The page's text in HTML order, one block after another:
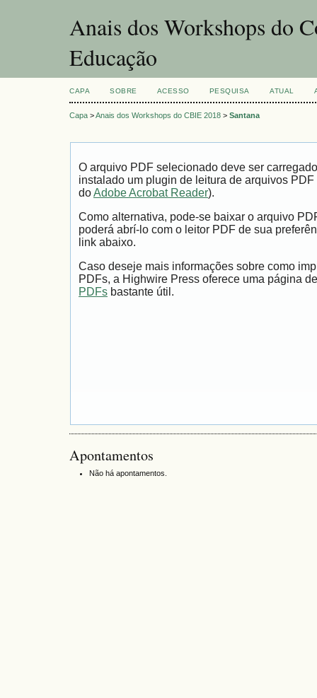
Anais dos Workshops do
Educação
CAPA SOBRE ACESSO PESQUISA ATUAL
Capa >Anais dos Workshops do CBIE 2018 > Santana
O arquivo PDF selecionado deve ser
instalado um plugin de leitura de arquivos
doAdobe Acrobat Reader).
Como alternativa, pode-se baixar o arquivo
poderá abrí-lo com o leitor PDF de sua
link abaixo.
Caso deseje mais informações sobre como
PDFs, a Highwire Press oferece uma página
PDFs bastante útil.
Apontamentos
Não há apontamentos.